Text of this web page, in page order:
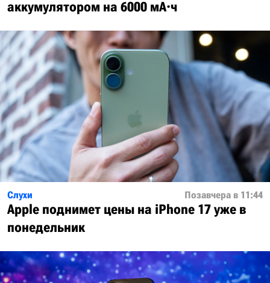
аккумулятором на 6000 мА·ч
Слухи Позавчера в 11:44
Apple поднимет цены на iPhone 17 уже в
понедельник